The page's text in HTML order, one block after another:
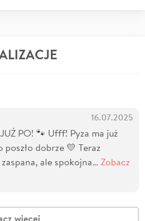
16.07.2025
PO! 🐾 Ufff! Pyza ma już
dobrze 💛 Teraz
ale spokojna… Zobacz